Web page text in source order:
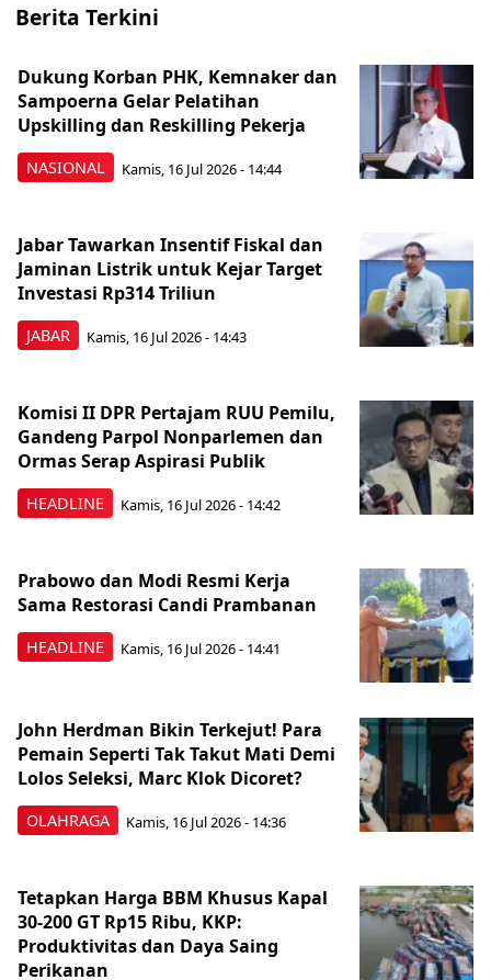
Berita Terkini
NASIONAL
Dukung Korban PHK, Kemnaker dan
Sampoerna Gelar Pelatihan
Upskilling dan Reskilling Pekerja
Kamis, 16 Jul 2026 - 14:44
JABAR
Jabar Tawarkan Insentif Fiskal dan
Jaminan Listrik untuk Kejar Target
Investasi Rp314 Triliun
Kamis, 16 Jul 2026 - 14:43
HEADLINE
Komisi II DPR Pertajam RUU Pemilu,
Gandeng Parpol Nonparlemen dan
Ormas Serap Aspirasi Publik
Kamis, 16 Jul 2026 - 14:42
HEADLINE
Prabowo dan Modi Resmi Kerja
Sama Restorasi Candi Prambanan
Kamis, 16 Jul 2026 - 14:41
OLAHRAGA
John Herdman Bikin Terkejut! Para
Pemain Seperti Tak Takut Mati Demi
Lolos Seleksi, Marc Klok Dicoret?
Kamis, 16 Jul 2026 - 14:36
Tetapkan Harga BBM Khusus Kapal
30-200 GT Rp15 Ribu, KKP:
Produktivitas dan Daya Saing
Perikanan